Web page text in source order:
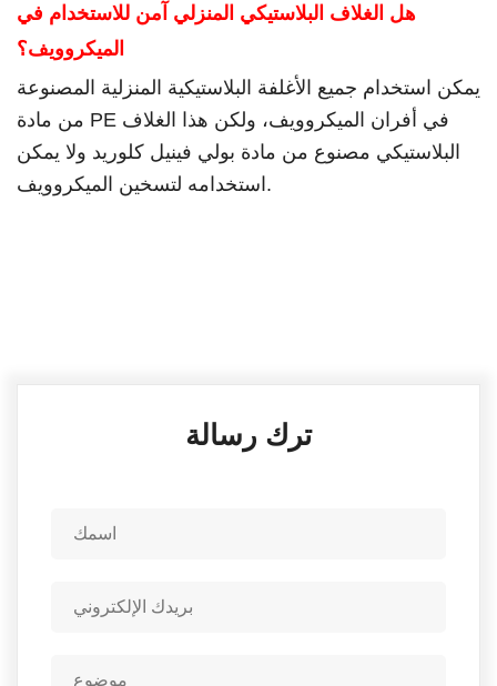
هل الغلاف البلاستيكي المنزلي آمن للاستخدام في
الميكروويف؟
يمكن استخدام جميع الأغلفة البلاستيكية المنزلية المصنوعة
من مادة PE في أفران الميكروويف، ولكن هذا الغلاف
البلاستيكي مصنوع من مادة بولي فينيل كلوريد ولا يمكن
استخدامه لتسخين الميكروويف.
ترك رسالة